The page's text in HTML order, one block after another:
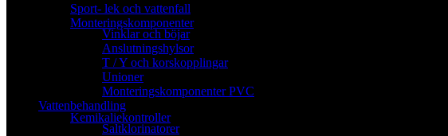
Sport- lek och vattenfall
Monteringskomponenter
Vinklar och böjar
Anslutningshylsor
T / Y och korskopplingar
Unioner
Monteringskomponenter PVC
Vattenbehandling
Kemikaliekontroller
Saltklorinatorer